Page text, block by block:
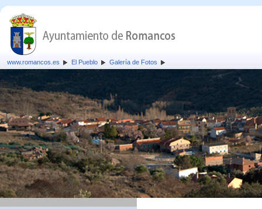
www.romancos.es El Pueblo Galería de Fotos